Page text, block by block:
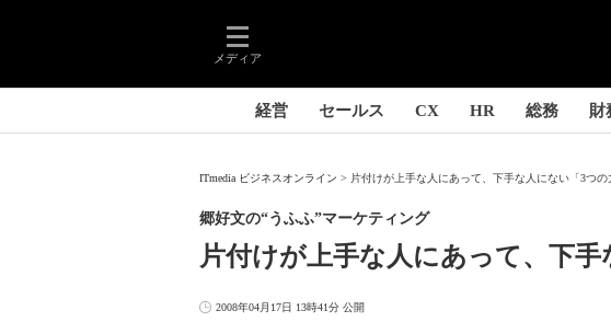
メディア
経営 セールス CX HR 総務 財
ITmedia ビジネスオンライン 片付けが上手な人にあって、下手な人にない「3つの
片付けが上手な人にあって、下手
郷好文の“うふふ”マーケティング
2008年04月17日 13時41分 公開